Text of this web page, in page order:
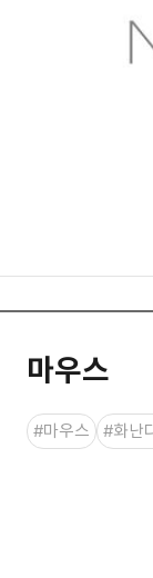
마우스
#마우스 #화난